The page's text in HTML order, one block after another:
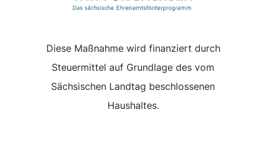
Diese Maßnahme wird finanziert durch
Steuermittel auf Grundlage des vom
Sächsischen Landtag beschlossenen
Haushaltes.